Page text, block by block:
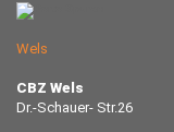
Wels
CBZ Wels
Dr.-Schauer- Str.26